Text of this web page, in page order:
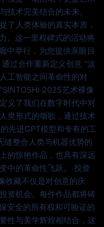
技术完美结合的未来。
了人类体验的真实本质，
。这一里程碑式的活动将
中举行，为您提供亲眼目
过合作重新定义创意 “这
工智能之间革命性的对
2025艺术裸像
义了我们在数字时代中对
类形式的颂歌，通过技术
先进GPT模型和专有的工
缝整合人类与机器优势的
的惊艳作品，也具有深远
中的革命性飞跃。 投资
收藏不仅是对创意的庆
资机会。每件作品都将铸
安全的所有权和可验证的
性与美学辉煌相结合，这